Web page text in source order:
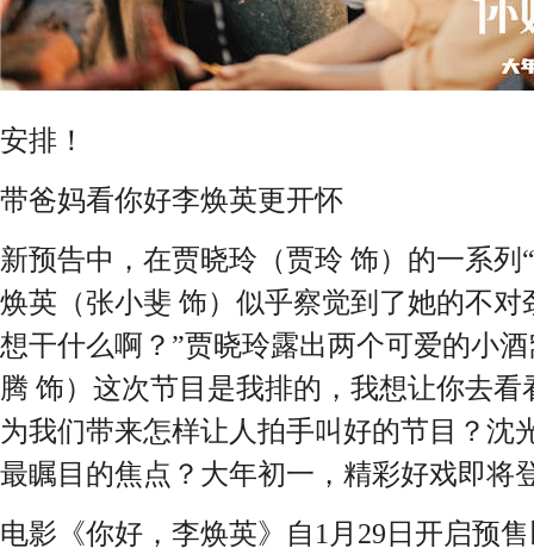
安排！
带爸妈看你好李焕英更开怀
新预告中，在贾晓玲（贾玲 饰）的一系列
焕英（张小斐 饰）似乎察觉到了她的不对
想干什么啊？”贾晓玲露出两个可爱的小
腾 饰）这次节目是我排的，我想让你去
为我们带来怎样让人拍手叫好的节目？沈
最瞩目的焦点？大年初一，精彩好戏即将
电影《你好，李焕英》自1月29日开启预